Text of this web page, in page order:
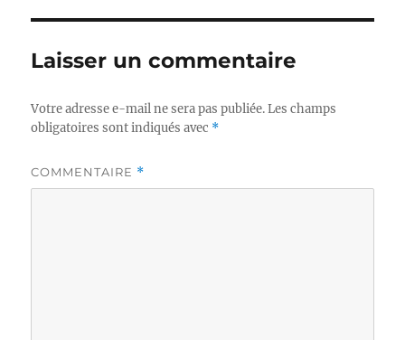
Laisser un commentaire
Votre adresse e-mail ne sera pas publiée. Les champs
obligatoires sont indiqués avec *
COMMENTAIRE *